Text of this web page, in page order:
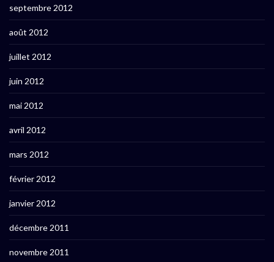
septembre 2012
août 2012
juillet 2012
juin 2012
mai 2012
avril 2012
mars 2012
février 2012
janvier 2012
décembre 2011
novembre 2011